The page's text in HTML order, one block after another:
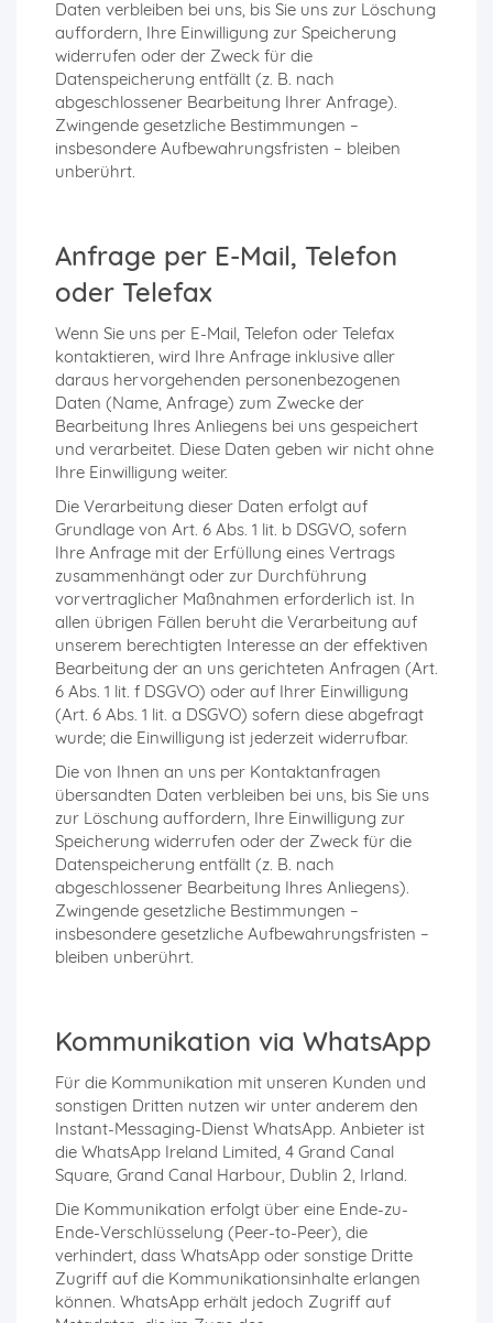
Daten verbleiben bei uns, bis Sie uns zur Löschung
auffordern, Ihre Einwilligung zur Speicherung
widerrufen oder der Zweck für die
Datenspeicherung entfällt (z. B. nach
abgeschlossener Bearbeitung Ihrer Anfrage).
Zwingende gesetzliche Bestimmungen –
insbesondere Aufbewahrungsfristen – bleiben
unberührt.
Anfrage per E-Mail, Telefon
oder Telefax
Wenn Sie uns per E-Mail, Telefon oder Telefax
kontaktieren, wird Ihre Anfrage inklusive aller
daraus hervorgehenden personenbezogenen
Daten (Name, Anfrage) zum Zwecke der
Bearbeitung Ihres Anliegens bei uns gespeichert
und verarbeitet. Diese Daten geben wir nicht ohne
Ihre Einwilligung weiter.
Die Verarbeitung dieser Daten erfolgt auf
Grundlage von Art. 6 Abs. 1 lit. b DSGVO, sofern
Ihre Anfrage mit der Erfüllung eines Vertrags
zusammenhängt oder zur Durchführung
vorvertraglicher Maßnahmen erforderlich ist. In
allen übrigen Fällen beruht die Verarbeitung auf
unserem berechtigten Interesse an der effektiven
Bearbeitung der an uns gerichteten Anfragen (Art.
6 Abs. 1 lit. f DSGVO) oder auf Ihrer Einwilligung
(Art. 6 Abs. 1 lit. a DSGVO) sofern diese abgefragt
wurde; die Einwilligung ist jederzeit widerrufbar.
Die von Ihnen an uns per Kontaktanfragen
übersandten Daten verbleiben bei uns, bis Sie uns
zur Löschung auffordern, Ihre Einwilligung zur
Speicherung widerrufen oder der Zweck für die
Datenspeicherung entfällt (z. B. nach
abgeschlossener Bearbeitung Ihres Anliegens).
Zwingende gesetzliche Bestimmungen –
insbesondere gesetzliche Aufbewahrungsfristen –
bleiben unberührt.
Kommunikation via WhatsApp
Für die Kommunikation mit unseren Kunden und
sonstigen Dritten nutzen wir unter anderem den
Instant-Messaging-Dienst WhatsApp. Anbieter ist
die WhatsApp Ireland Limited, 4 Grand Canal
Square, Grand Canal Harbour, Dublin 2, Irland.
Die Kommunikation erfolgt über eine Ende-zu-
Ende-Verschlüsselung (Peer-to-Peer), die
verhindert, dass WhatsApp oder sonstige Dritte
Zugriff auf die Kommunikationsinhalte erlangen
können. WhatsApp erhält jedoch Zugriff auf